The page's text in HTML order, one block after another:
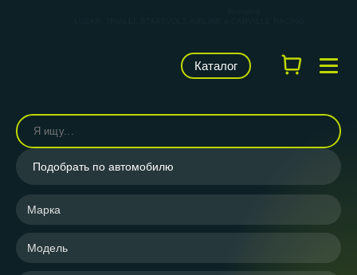
Каталог
Подобрать по автомобилю
Марка
Модель